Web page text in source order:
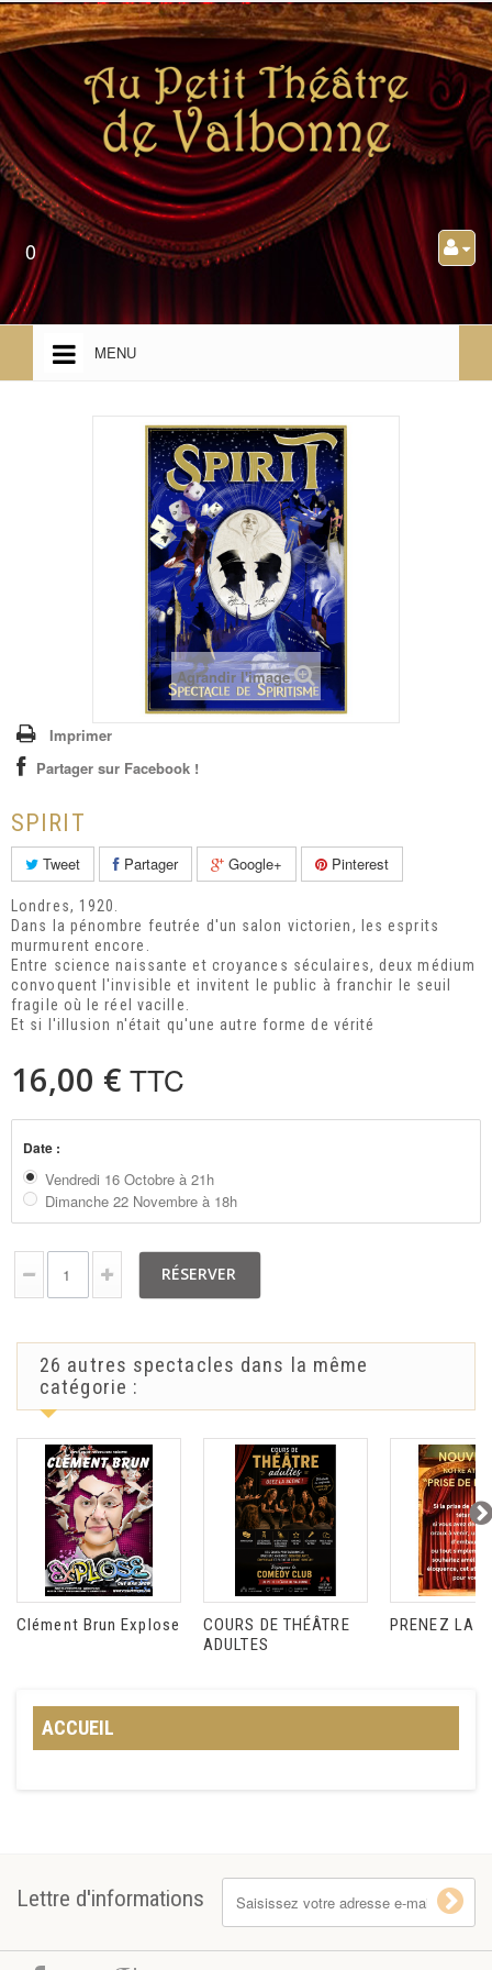
0
MENU
PROGRAMMATION TOUT PUBLIC
CARTES CADEAUX
COURS & ATELIERS
Agrandir l'image
Imprimer
Partager sur Facebook !
SPIRIT
Tweet Partager Google+ Pinterest
Londres, 1920.
Dans la pénombre feutrée d'un salon victorien, les esprits
murmurent encore.
Entre science naissante et croyances séculaires, deux médium
convoquent l'invisible et invitent le public à franchir le seuil
fragile où le réel vacille.
Et si l'illusion n'était qu'une autre forme de vérité
16,00 € TTC
Date :
Vendredi 16 Octobre à 21h
Dimanche 22 Novembre à 18h
RÉSERVER
26 autres spectacles dans la même
catégorie :
Clément Brun Explose
COURS DE THÉÂTRE
ADULTES
PRENEZ LA
ACCUEIL
Lettre d'informations